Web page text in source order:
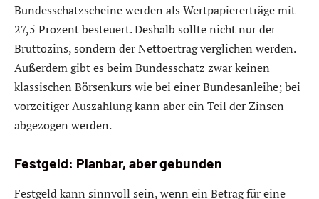
Bundesschatzscheine werden als Wertpapiererträge mit
27,5 Prozent besteuert. Deshalb sollte nicht nur der
Bruttozins, sondern der Nettoertrag verglichen werden.
Außerdem gibt es beim Bundesschatz zwar keinen
klassischen Börsenkurs wie bei einer Bundesanleihe; bei
vorzeitiger Auszahlung kann aber ein Teil der Zinsen
abgezogen werden.
Festgeld: Planbar, aber gebunden
Festgeld kann sinnvoll sein, wenn ein Betrag für eine